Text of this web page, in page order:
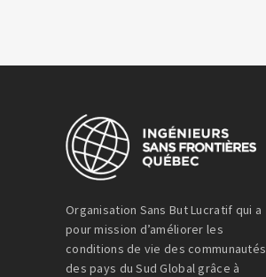
Organisation Sans But Lucratif qui a
pour mission d’améliorer les
conditions de vie des communautés
des pays du Sud Global grâce à